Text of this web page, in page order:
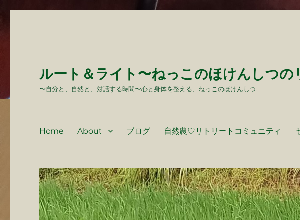
ルート＆ライト〜ねっこのほけんしつの
〜自分と、自然と、対話する時間〜心と身体を整える、ねっこのほけんしつ
Home About ブログ 自然農♡リトリートコミュニティ